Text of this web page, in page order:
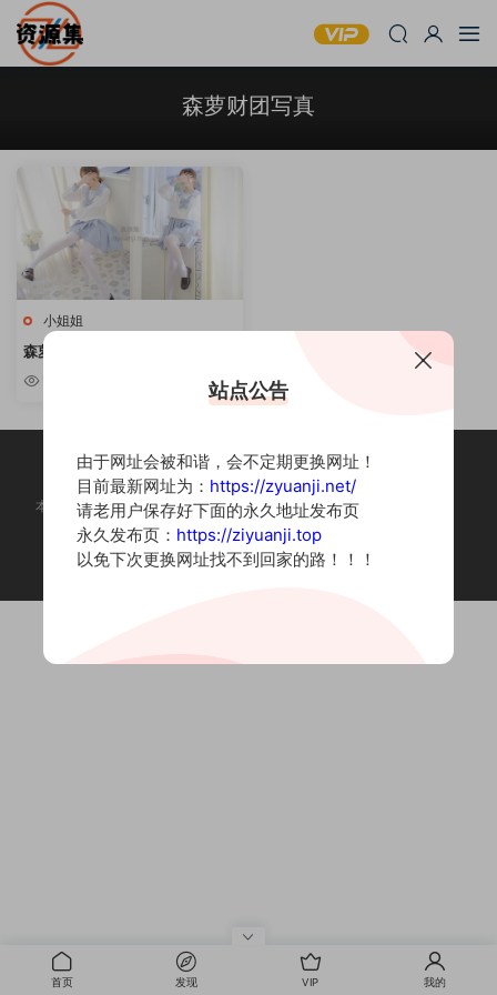
森萝财团写真
小姐姐
森萝财团 – 系列写真套图合集 [持
续更新]
本站为摄影写真图片网站，内容来自网络收集整理，仅作个人学习使用。
如有违法内容请联系删除
Copyright © 2022 资源集
首页 发现 VIP 我的
站点公告
由于网址会被和谐，会不定期更换网址！
目前最新网址为： https://zyuanji.net/
请老用户保存好下面的永久地址发布页
永久发布页： https://ziyuanji.top
以免下次更换网址找不到回家的路！！！